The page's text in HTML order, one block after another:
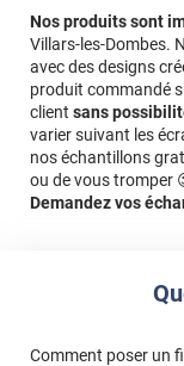
Nos produits sont
Villars-les-Dombes.
avec des designs
produit commandé
client sans
varier suivant les
nos échantillons
ou de vous tromper
Demandez vos
Comment poser un